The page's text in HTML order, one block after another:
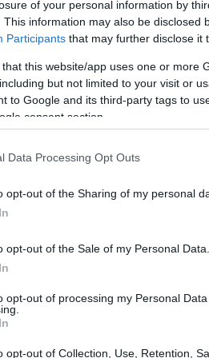
of your personal information by
This information may also be disclosed
Participants that may further disclose it
that this website/app uses one or more
but not limited to your visit or
to Google and its third-party tags to
consent section.
Data Processing Opt Outs
opt-out of the Sharing of my personal
opt-out of the Sale of my Personal Data.
opt-out of processing my Personal
opt-out of Collection, Use, Retention,
dos Estados Unidos, um
em particular
que tem uma forte conexão com
público do presidente.
especialmente em um